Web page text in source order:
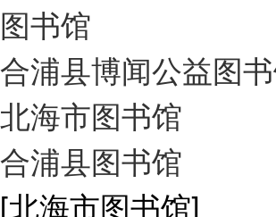
图书馆
合浦县博闻公益图
北海市图书馆
合浦县图书馆
[北海市图书馆]